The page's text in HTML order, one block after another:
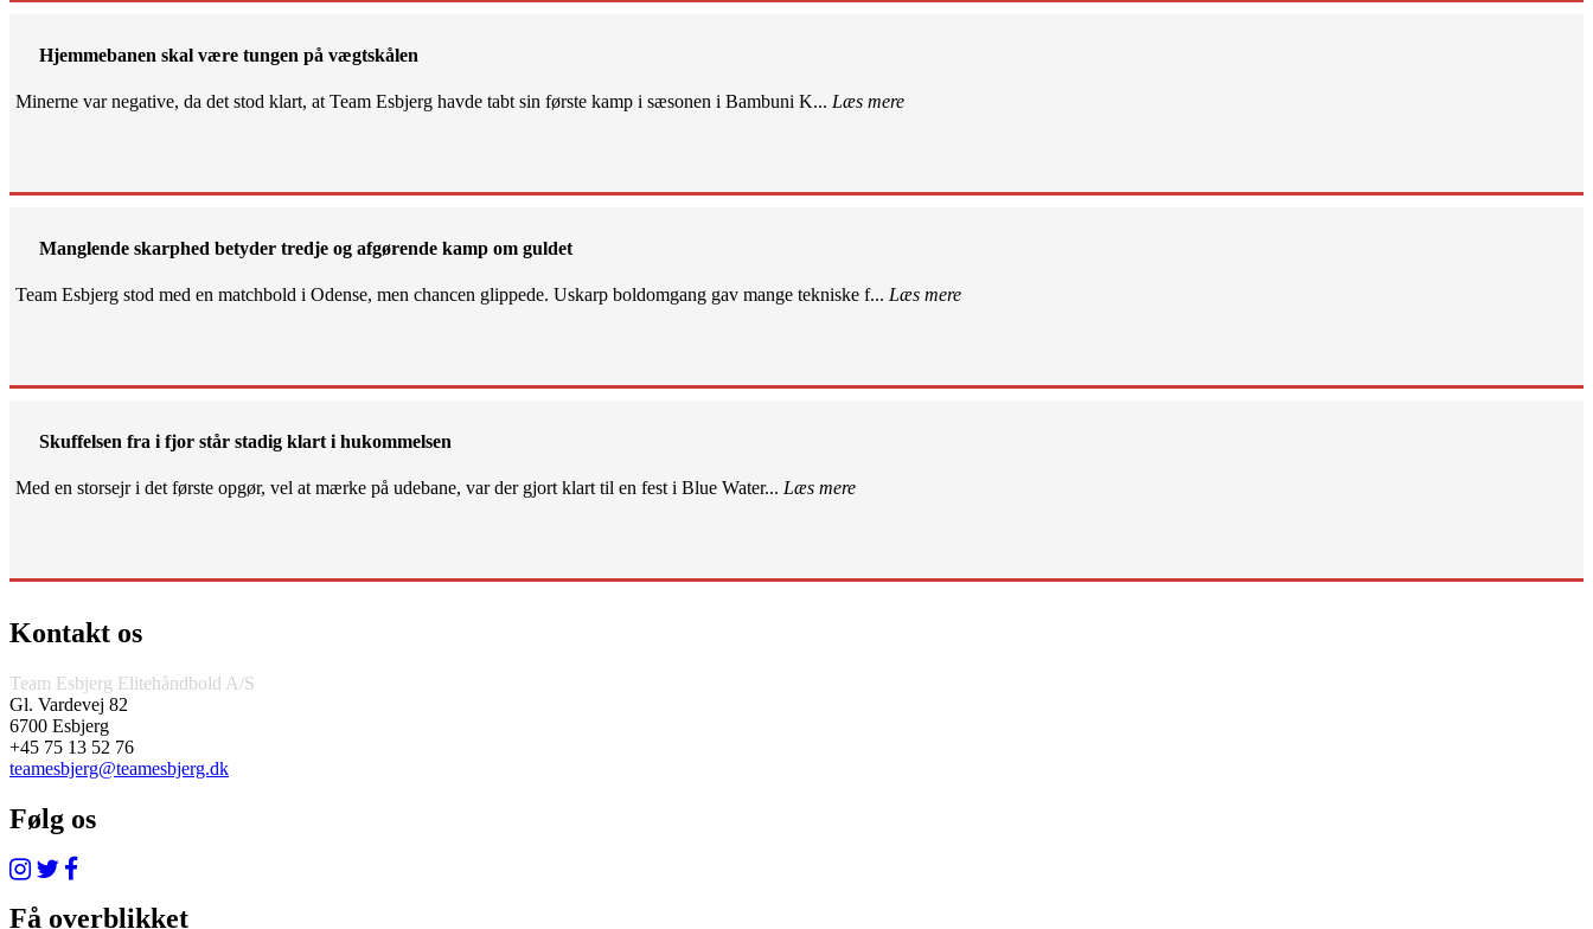
Hjemmebanen skal være tungen på vægtskålen
Minerne var negative, da det stod klart, at Team Esbjerg havde tabt sin første kamp i sæsonen i Bambuni K... Læs mere
Manglende skarphed betyder tredje og afgørende kamp om guldet
Team Esbjerg stod med en matchbold i Odense, men chancen glippede. Uskarp boldomgang gav mange tekniske f... Læs mere
Skuffelsen fra i fjor står stadig klart i hukommelsen
Med en storsejr i det første opgør, vel at mærke på udebane, var der gjort klart til en fest i Blue Water... Læs mere
Kontakt os
Team Esbjerg Elitehåndbold A/S
Gl. Vardevej 82
6700 Esbjerg
+45 75 13 52 76
teamesbjerg@teamesbjerg.dk
Følg os
Få overblikket